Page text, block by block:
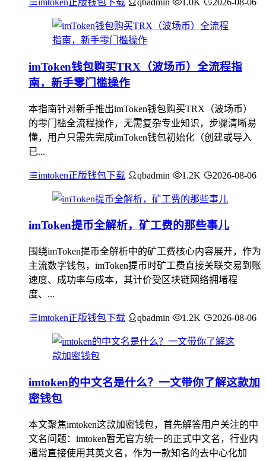
imtoken正版钱包下载 qbadmin 1.0K 2026-08-06
imToken钱包购买TRX（波场币）全流程指
南，新手零门槛操作
本指南针对新手推出imToken钱包购买TRX（波场币）
的零门槛全流程操作，无需复杂专业知识，步骤清晰易
懂，用户只需先完成imToken钱包初始化（创建或导入
已...
imtoken正版钱包下载 qbadmin 1.2K 2026-08-06
imToken提币全解析，矿工费的那些事儿
围绕imToken提币全解析中的矿工费核心内容展开，作为
主流数字钱包，imToken提币时矿工费直接关联交易到账
速度、成功率与成本，其计价受区块链网络拥堵程
度、...
imtoken正版钱包下载 qbadmin 1.2K 2026-08-06
imtoken的中文名是什么？一文带你了解这款加
密钱包
本文聚焦imtoken这款加密钱包，首先解答用户关注的中
文名问题：imtoken暂无官方统一的正式中文名，行业内
通常直接使用其英文名，作为一款知名的去中心化加